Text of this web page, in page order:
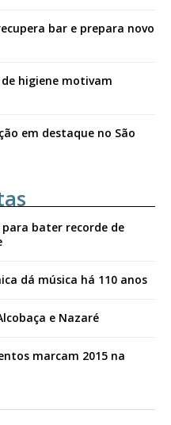
bar e prepara novo
higiene motivam
em destaque no São
bater recorde de
dá música há 110 anos
e Nazaré
marcam 2015 na